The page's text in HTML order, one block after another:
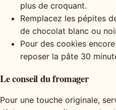
plus de croquant.
Remplacez les pépites
de chocolat blanc ou
Pour des cookies
reposer la pâte 30
Le conseil du fromager
Pour une touche originale,